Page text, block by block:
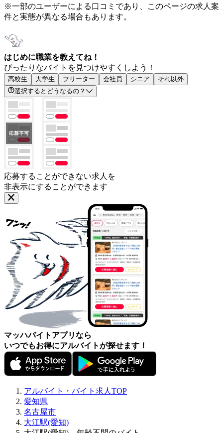
※一部のユーザーによる口コミであり、このページの求人案
件と実態が異なる場合もあります。
はじめに職業を教えてね！
ぴったりなバイトを見つけやすくしよう！
高校生 大学生 フリーター 会社員 シニア
それ以外
選択するとどうなるの？
応募することができない求人を
非表示にすることができます
マッハバイトアプリなら
いつでもお得にアルバイトが探せます！
アルバイト・バイト求人TOP
愛知県
名古屋市
大江駅(愛知)